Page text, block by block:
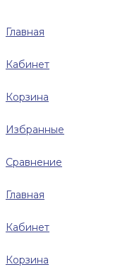
Главная
Кабинет
Корзина
Избранные
Сравнение
Главная
Кабинет
Корзина